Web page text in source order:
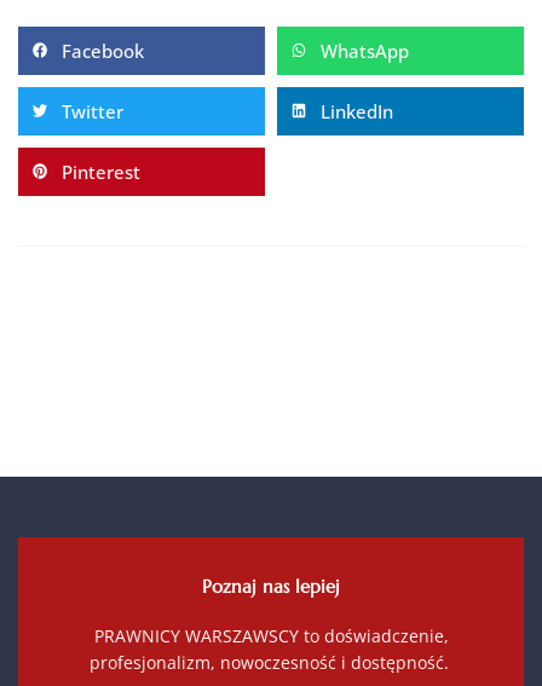
Facebook WhatsApp
Twitter LinkedIn
Pinterest
Poznaj nas lepiej
PRAWNICY WARSZAWSCY to doświadczenie,
profesjonalizm, nowoczesność i dostępność.